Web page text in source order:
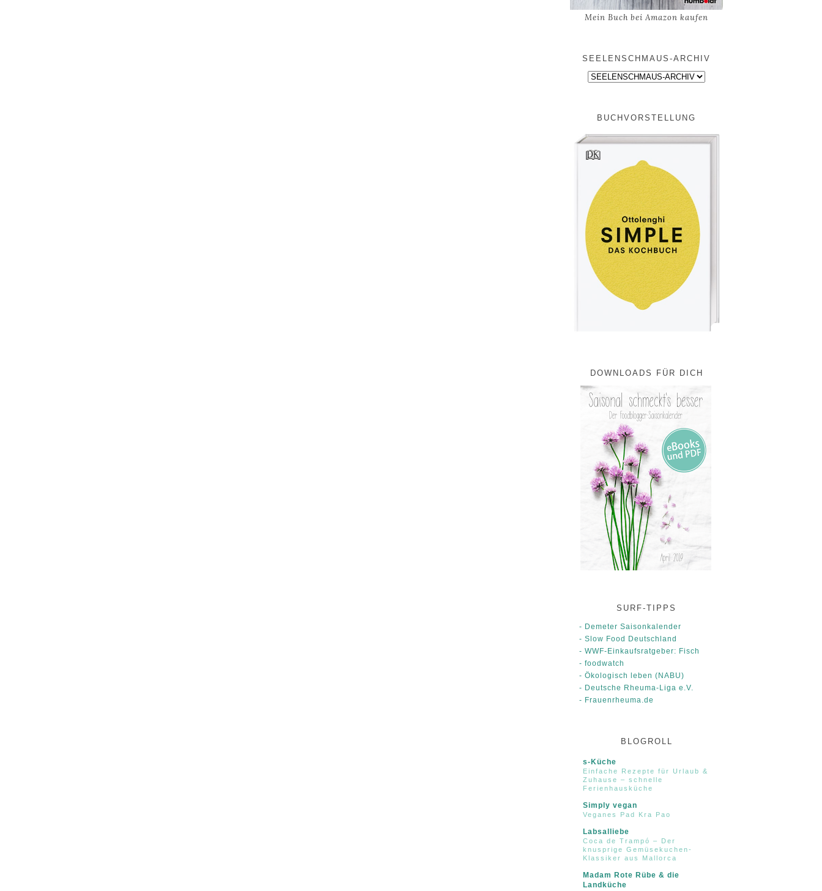
Mein Buch bei Amazon kaufen
SEELENSCHMAUS-ARCHIV
BUCHVORSTELLUNG
DOWNLOADS FÜR DICH
SURF-TIPPS
- Demeter Saisonkalender
- Slow Food Deutschland
- WWF-Einkaufsratgeber: Fisch
- foodwatch
- Ökologisch leben (NABU)
- Deutsche Rheuma-Liga e.V.
- Frauenrheuma.de
BLOGROLL
s-Küche
Einfache Rezepte für Urlaub &
Zuhause – schnelle
Ferienhausküche
Simply vegan
Veganes Pad Kra Pao
Labsalliebe
Coca de Trampó – Der
knusprige Gemüsekuchen-
Klassiker aus Mallorca
Madam Rote Rübe & die
Landküche